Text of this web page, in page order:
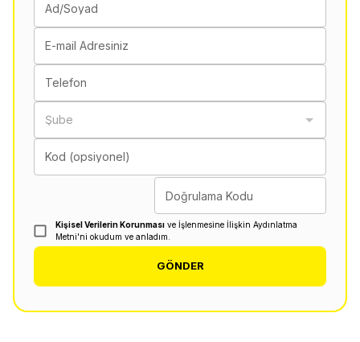
Ad/Soyad
E-mail Adresiniz
Telefon
Şube
Kod (opsiyonel)
Doğrulama Kodu
Kişisel Verilerin Korunması ve İşlenmesine İlişkin Aydınlatma
Metni'ni okudum ve anladım.
GÖNDER